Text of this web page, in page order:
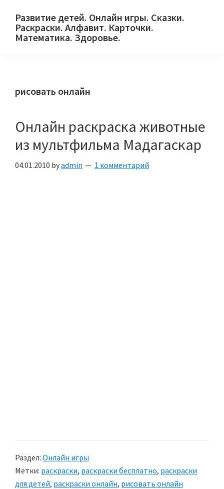
primary
main
primary
Развитие детей. Онлайн игры. Сказки.
Раскраски. Алфавит. Карточки.
Математика. Здоровье.
и
родителей.
рисовать онлайн
Онлайн раскраска животные
из мультфильма Мадагаскар
04.01.2010 byadmin 1 комментарий
Раздел: Онлайн игры
Метки: раскраски, раскраски бесплатно, раскраски
для детей, раскраски онлайн, рисовать онлайн